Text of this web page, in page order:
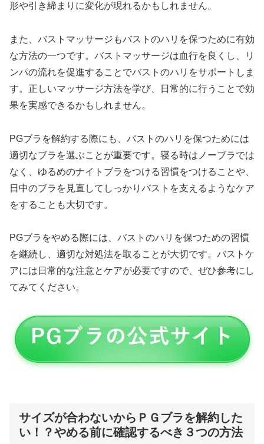
形や引き締まりに変化が現れるかもしれません。
また、バストマッサージもバストのハリを保つために有効
な方法の一つです。バストマッサージは血行を良くし、リ
ンパの流れを促進することでバストのハリをサポートしま
す。正しいマッサージ方法を学び、日常的に行うことで効
果を実感できるかもしれません。
PGブラを解約する際にも、バストのハリを保つためには
適切なブラを選ぶことが重要です。寝る時はノーブラでは
なく、ゆるめのナイトブラをつける習慣をつけることや、
日中のブラを見直してしっかりバストを支えるようなケア
をすることも大切です。
PGブラをやめる際には、バストのハリを保つための習慣
を継続し、適切な対処法を取ることが大切です。バストケ
アには日常的な注意とケアが必要ですので、ぜひ参考にし
てみてください。
サイズが合わないからＰＧブラを解約した
い！？やめる前に確認するべき３つの方法